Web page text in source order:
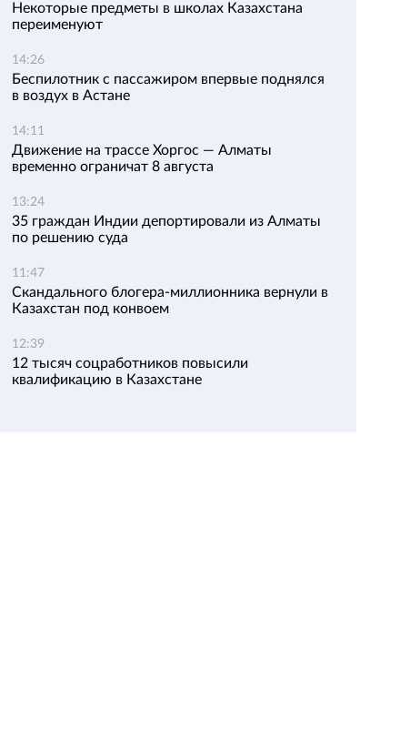
Некоторые предметы в школах Казахстана
переименуют
14:26
Беспилотник с пассажиром впервые поднялся
в воздух в Астане
14:11
Движение на трассе Хоргос — Алматы
временно ограничат 8 августа
13:24
35 граждан Индии депортировали из Алматы
по решению суда
11:47
Скандального блогера-миллионника вернули в
Казахстан под конвоем
12:39
12 тысяч соцработников повысили
квалификацию в Казахстане